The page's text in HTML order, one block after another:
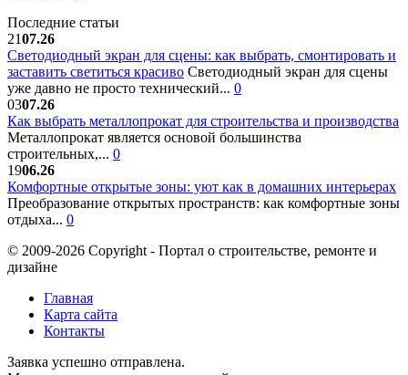
Последние статьи
2107.26
Светодиодный экран для сцены: как выбрать, смонтировать и
заставить светиться красиво Светодиодный экран для сцены
уже давно не просто технический... 0
0307.26
Как выбрать металлопрокат для строительства и производства
Металлопрокат является основой большинства
строительных,... 0
1906.26
Комфортные открытые зоны: уют как в домашних интерьерах
Преобразование открытых пространств: как комфортные зоны
отдыха... 0
© 2009-2026 Copyright - Портал о строительстве, ремонте и
дизайне
Главная
Карта сайта
Контакты
Заявка успешно отправлена.